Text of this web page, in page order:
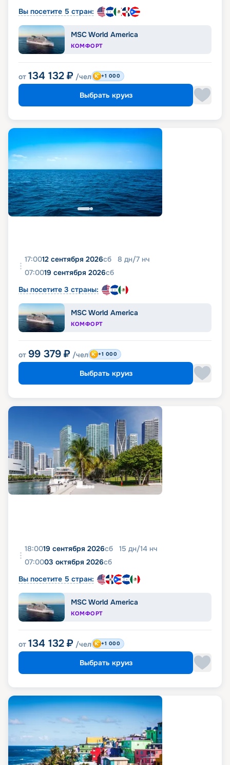
Вы посетите 5 стран:
MSC World America
КОМФОРТ
от 134 132 ₽ /чел +1 000
Выбрать круиз
17:0012 сентября 2026сб 8 дн/7 нч
07:0019 сентября 2026сб
Вы посетите 3 страны:
MSC World America
КОМФОРТ
от 99 379 ₽ /чел +1 000
Выбрать круиз
18:0019 сентября 2026сб 15 дн/14 нч
07:0003 октября 2026сб
Вы посетите 5 стран:
MSC World America
КОМФОРТ
от 134 132 ₽ /чел +1 000
Выбрать круиз